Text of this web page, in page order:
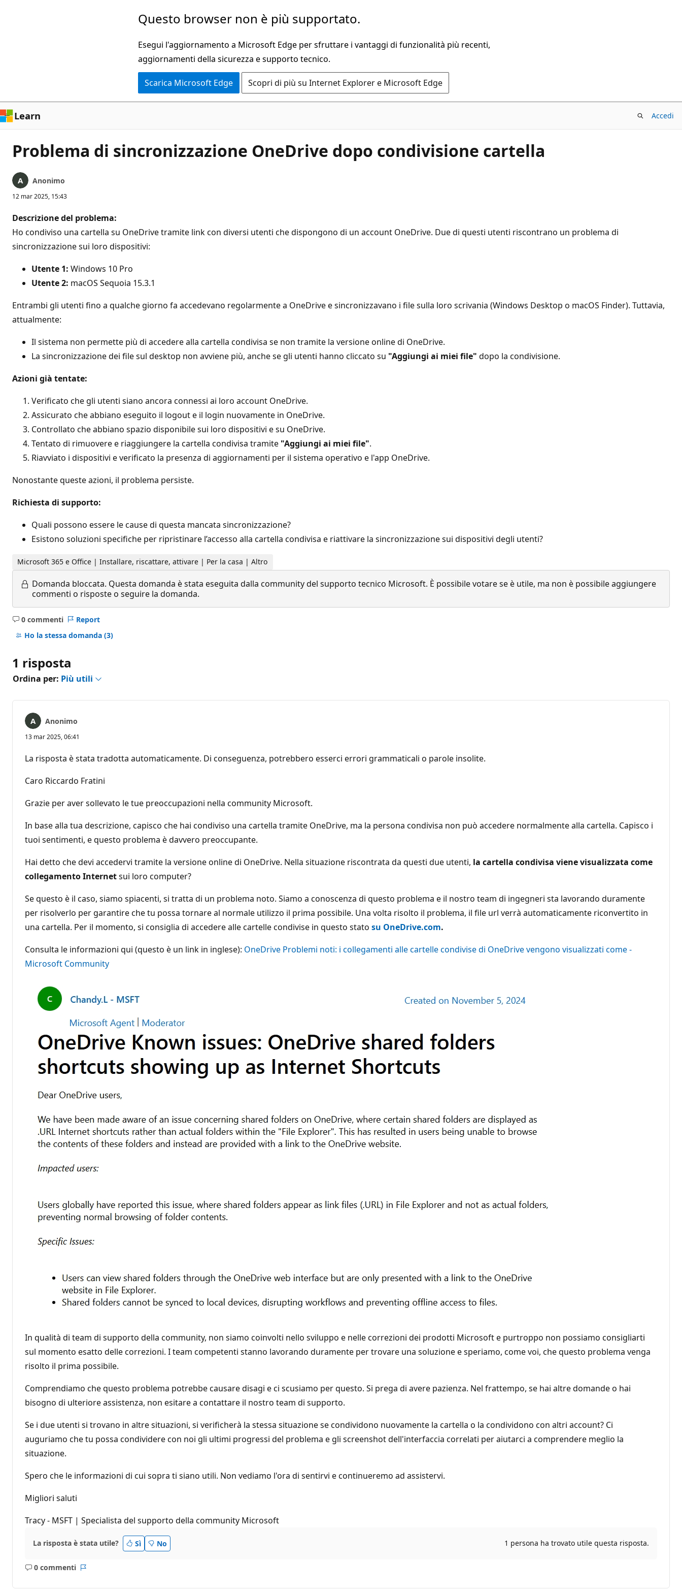
Questo browser non è più supportato.
Esegui l'aggiornamento a Microsoft Edge per sfruttare i vantaggi di funzionalità più recenti,
aggiornamenti della sicurezza e supporto tecnico.
Scarica Microsoft Edge Scopri di più su Internet Explorer e Microsoft Edge
Learn Accedi
Problema di sincronizzazione OneDrive dopo condivisione cartella
Anonimo
12 mar 2025, 15:43
Descrizione del problema:
Ho condiviso una cartella su OneDrive tramite link con diversi utenti che dispongono di un account OneDrive. Due di questi utenti riscontrano un problema di
sincronizzazione sui loro dispositivi:
Utente 1: Windows 10 Pro
Utente 2: macOS Sequoia 15.3.1
Entrambi gli utenti fino a qualche giorno fa accedevano regolarmente a OneDrive e sincronizzavano i file sulla loro scrivania (Windows Desktop o macOS Finder). Tuttavia,
attualmente:
Il sistema non permette più di accedere alla cartella condivisa se non tramite la versione online di OneDrive.
La sincronizzazione dei file sul desktop non avviene più, anche se gli utenti hanno cliccato su "Aggiungi ai miei file" dopo la condivisione.
Azioni già tentate:
Verificato che gli utenti siano ancora connessi ai loro account OneDrive.
Assicurato che abbiano eseguito il logout e il login nuovamente in OneDrive.
Controllato che abbiano spazio disponibile sui loro dispositivi e su OneDrive.
Tentato di rimuovere e riaggiungere la cartella condivisa tramite "Aggiungi ai miei file".
Riavviato i dispositivi e verificato la presenza di aggiornamenti per il sistema operativo e l'app OneDrive.
Nonostante queste azioni, il problema persiste.
Richiesta di supporto:
Quali possono essere le cause di questa mancata sincronizzazione?
Esistono soluzioni specifiche per ripristinare l’accesso alla cartella condivisa e riattivare la sincronizzazione sui dispositivi degli utenti?
Microsoft 365 e Office | Installare, riscattare, attivare | Per la casa | Altro
Domanda bloccata. Questa domanda è stata eseguita dalla community del supporto tecnico Microsoft. È possibile votare se è utile, ma non è possibile aggiungere
commenti o risposte o seguire la domanda.
0 commenti
Nessun
commento
Report
Ho la stessa domanda (3)
1 risposta
Ordina per: Più utili
Anonimo
13 mar 2025, 06:41
La risposta è stata tradotta automaticamente. Di conseguenza, potrebbero esserci errori grammaticali o parole insolite.
Caro Riccardo Fratini
Grazie per aver sollevato le tue preoccupazioni nella community Microsoft.
In base alla tua descrizione, capisco che hai condiviso una cartella tramite OneDrive, ma la persona condivisa non può accedere normalmente alla cartella. Capisco i
tuoi sentimenti, e questo problema è davvero preoccupante.
Hai detto che devi accedervi tramite la versione online di OneDrive. Nella situazione riscontrata da questi due utenti, la cartella condivisa viene visualizzata come
collegamento Internetsui loro computer?
Se questo è il caso, siamo spiacenti, si tratta di un problema noto. Siamo a conoscenza di questo problema e il nostro team di ingegneri sta lavorando duramente
per risolverlo per garantire che tu possa tornare al normale utilizzo il prima possibile. Una volta risolto il problema, il file url verrà automaticamente riconvertito in
una cartella. Per il momento, si consiglia di accedere alle cartelle condivise in questo stato su OneDrive.com.
Consulta le informazioni qui (questo è un link in inglese): OneDrive Problemi noti: i collegamenti alle cartelle condivise di OneDrive vengono visualizzati come -
Microsoft Community
In qualità di team di supporto della community, non siamo coinvolti nello sviluppo e nelle correzioni dei prodotti Microsoft e purtroppo non possiamo consigliarti
sul momento esatto delle correzioni. I team competenti stanno lavorando duramente per trovare una soluzione e speriamo, come voi, che questo problema venga
risolto il prima possibile.
Comprendiamo che questo problema potrebbe causare disagi e ci scusiamo per questo. Si prega di avere pazienza. Nel frattempo, se hai altre domande o hai
bisogno di ulteriore assistenza, non esitare a contattare il nostro team di supporto.
Se i due utenti si trovano in altre situazioni, si verificherà la stessa situazione se condividono nuovamente la cartella o la condividono con altri account? Ci
auguriamo che tu possa condividere con noi gli ultimi progressi del problema e gli screenshot dell'interfaccia correlati per aiutarci a comprendere meglio la
situazione.
Spero che le informazioni di cui sopra ti siano utili. Non vediamo l'ora di sentirvi e continueremo ad assistervi.
Migliori saluti
Tracy - MSFT | Specialista del supporto della community Microsoft
La risposta è stata utile? Sì No 1 persona ha trovato utile questa risposta.
0 commenti
Nessun